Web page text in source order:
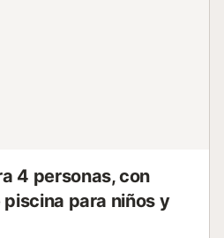
4 personas, con
para niños y